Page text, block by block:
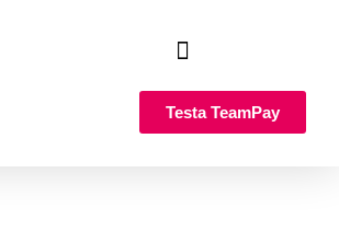
Testa TeamPay